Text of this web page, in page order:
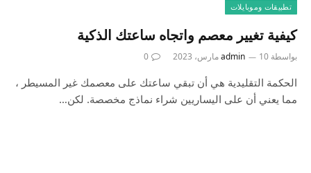
تطبيقات وموبايلات
كيفية تغيير معصم واتجاه ساعتك الذكية
بواسطة admin 10 مارس، 2023 0
الحكمة التقليدية هي أن تبقي ساعتك على معصمك غير المسيطر ،
مما يعني أن على اليساريين شراء نماذج مخصصة. لكن…